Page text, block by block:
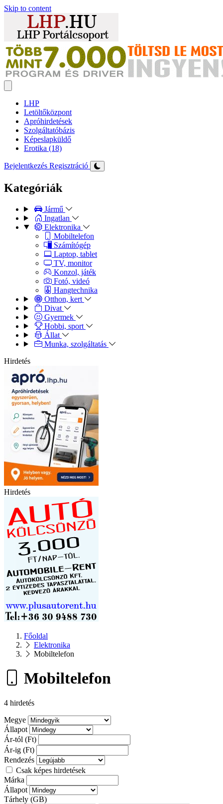
Skip to content
LHP
Letöltőközpont
Apróhirdetések
Szolgáltatóbázis
Képeslapküldő
Erotika (18)
Bejelentkezés Regisztráció
Kategóriák
Jármű
Ingatlan
Elektronika
Mobiltelefon
Számítógép
Laptop, tablet
TV, monitor
Konzol, játék
Fotó, videó
Hangtechnika
Otthon, kert
Divat
Gyermek
Hobbi, sport
Állat
Munka, szolgáltatás
Hirdetés
Hirdetés
Főoldal
Elektronika
Mobiltelefon
Mobiltelefon
4 hirdetés
Megye
Állapot
Ár-tól (Ft)
Ár-ig (Ft)
Rendezés
Csak képes hirdetések
Márka
Állapot
Tárhely (GB)